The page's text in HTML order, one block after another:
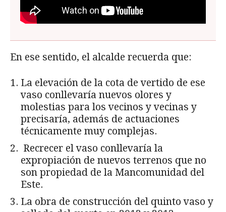
En ese sentido, el alcalde recuerda que:
La elevación de la cota de vertido de ese
vaso conllevaría nuevos olores y
molestias para los vecinos y vecinas y
precisaría, además de actuaciones
técnicamente muy complejas.
Recrecer el vaso conllevaría la
expropiación de nuevos terrenos que no
son propiedad de la Mancomunidad del
Este.
La obra de construcción del quinto vaso y